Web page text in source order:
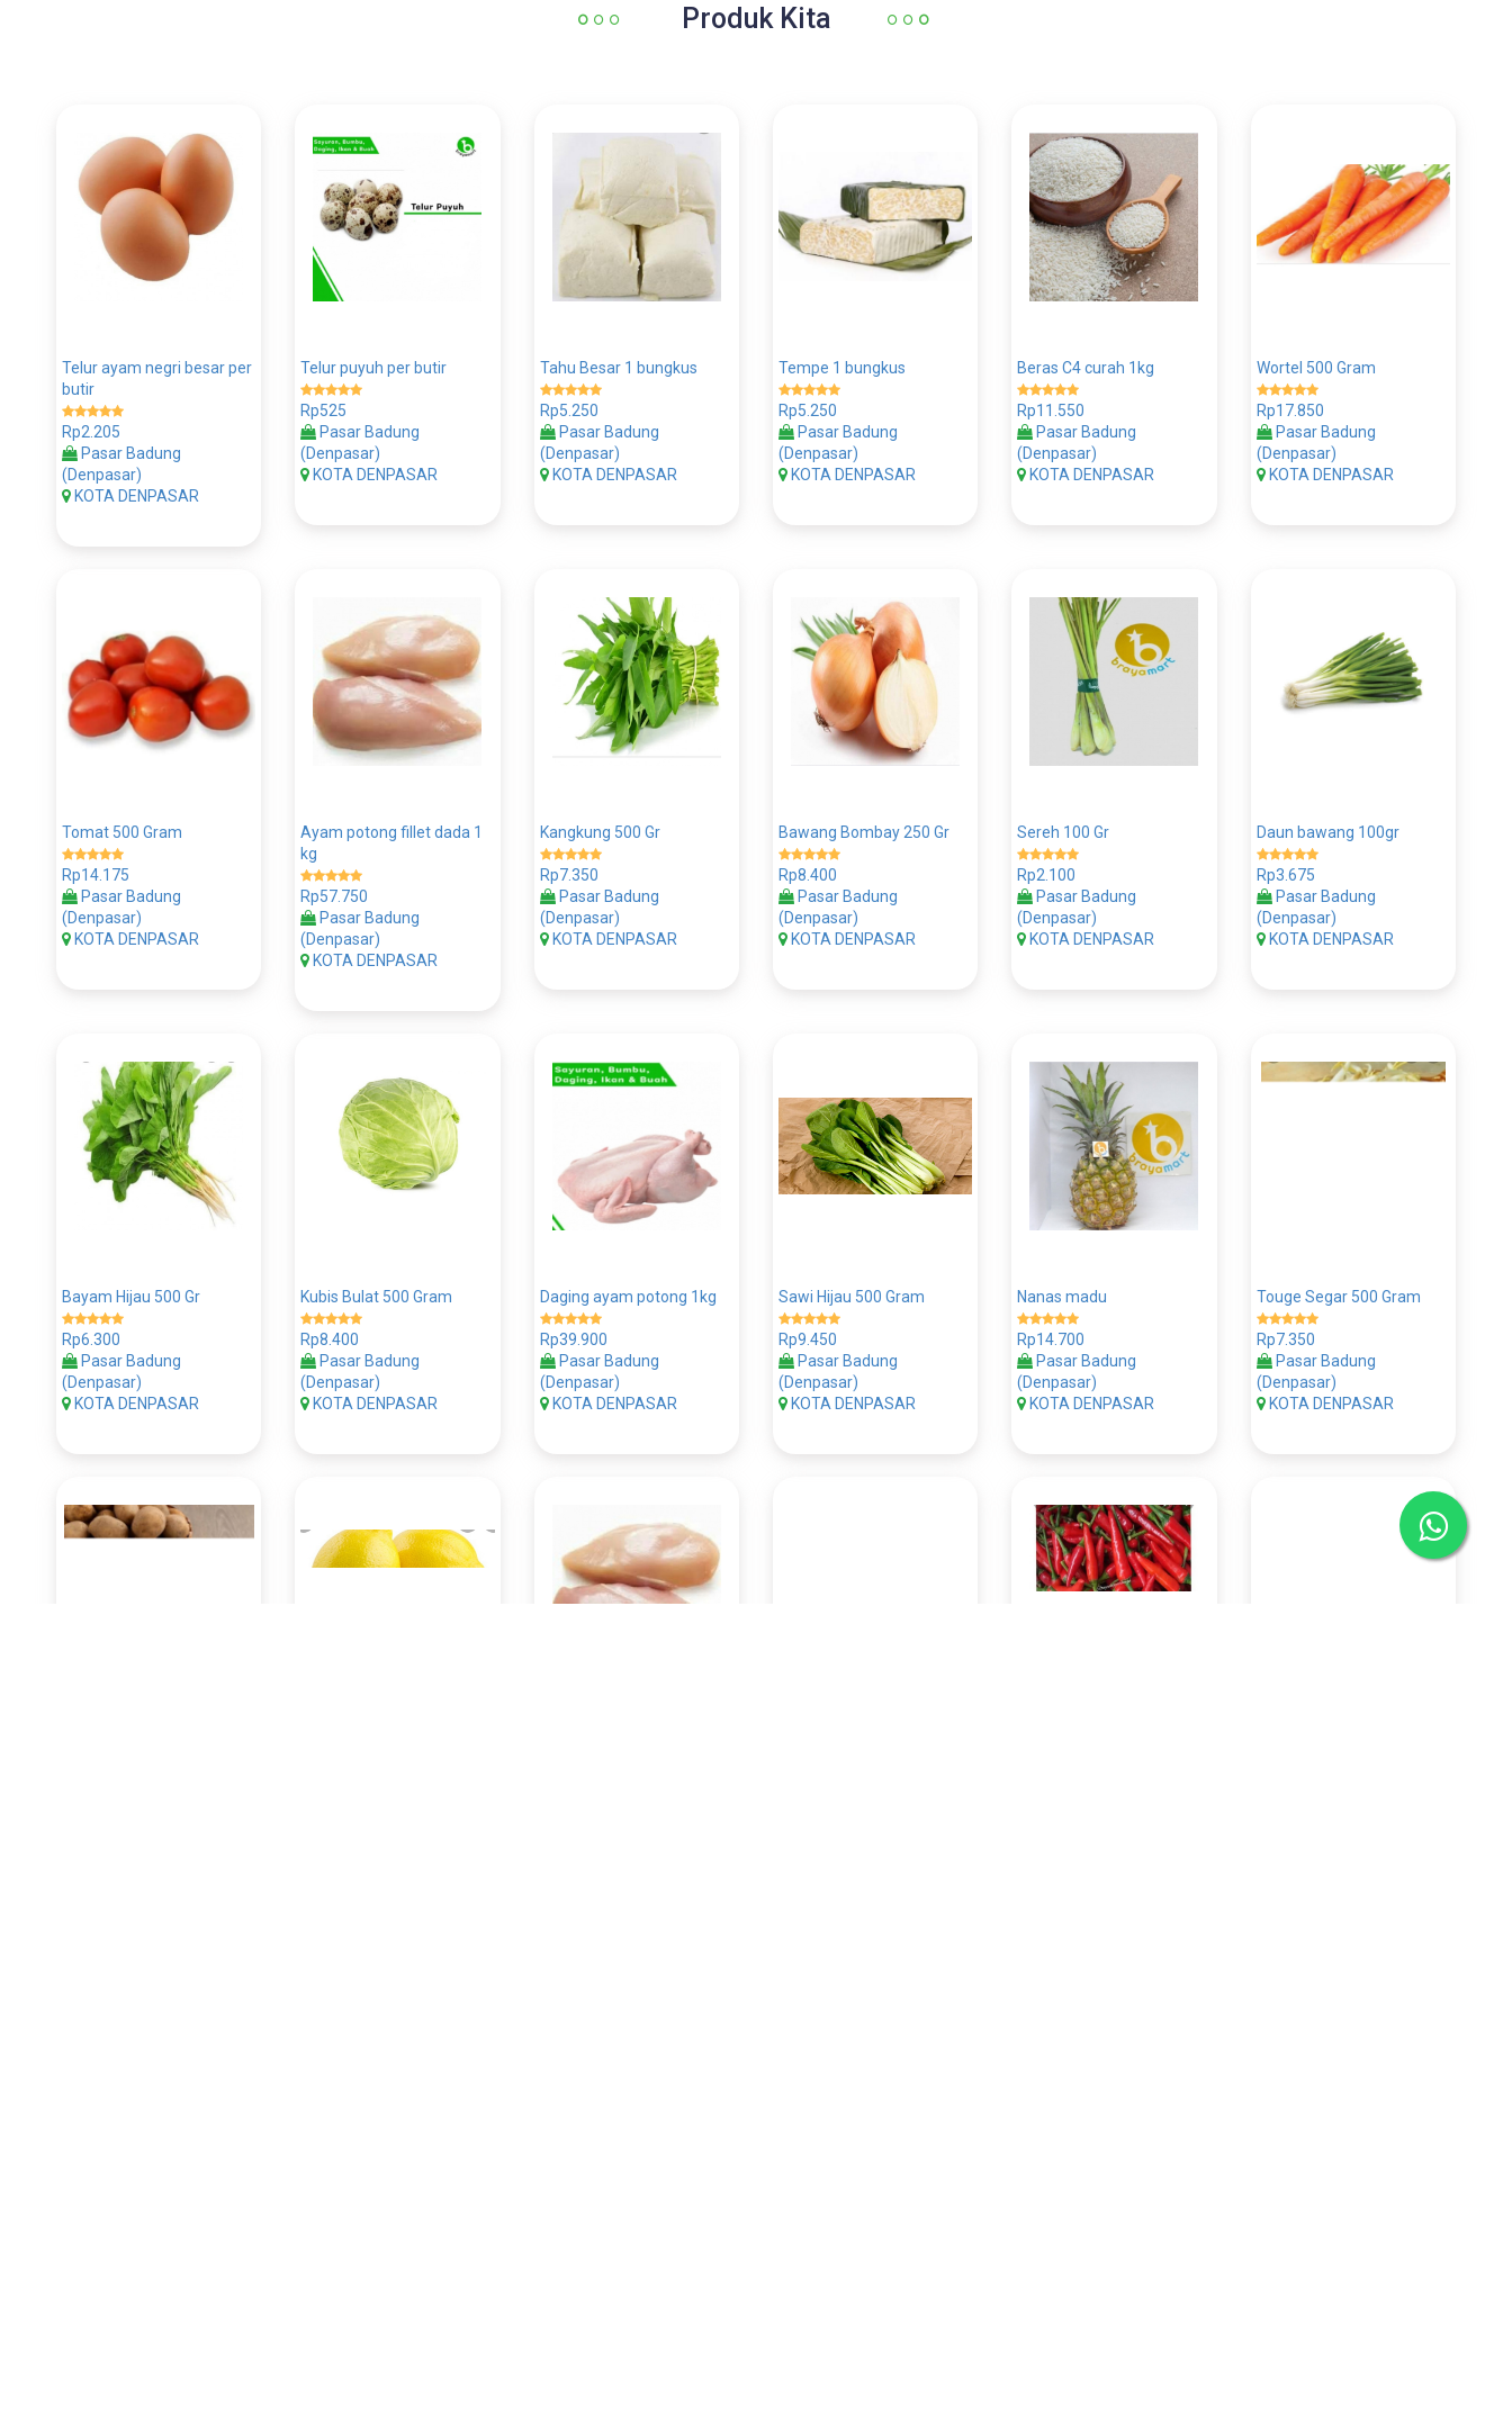
Produk Kita
Telur ayam negri besar per
butir
Rp2.205
Pasar Badung
(Denpasar)
KOTA DENPASAR
Telur puyuh per butir
Rp525
Pasar Badung
(Denpasar)
KOTA DENPASAR
Tahu Besar 1 bungkus
Rp5.250
Pasar Badung
(Denpasar)
KOTA DENPASAR
Tempe 1 bungkus
Rp5.250
Pasar Badung
(Denpasar)
KOTA DENPASAR
Beras C4 curah 1kg
Rp11.550
Pasar Badung
(Denpasar)
KOTA DENPASAR
Wortel 500 Gram
Rp17.850
Pasar Badung
(Denpasar)
KOTA DENPASAR
Tomat 500 Gram
Rp14.175
Pasar Badung
(Denpasar)
KOTA DENPASAR
Ayam potong fillet dada 1
kg
Rp57.750
Pasar Badung
(Denpasar)
KOTA DENPASAR
Kangkung 500 Gr
Rp7.350
Pasar Badung
(Denpasar)
KOTA DENPASAR
Bawang Bombay 250 Gr
Rp8.400
Pasar Badung
(Denpasar)
KOTA DENPASAR
Sereh 100 Gr
Rp2.100
Pasar Badung
(Denpasar)
KOTA DENPASAR
Daun bawang 100gr
Rp3.675
Pasar Badung
(Denpasar)
KOTA DENPASAR
Bayam Hijau 500 Gr
Rp6.300
Pasar Badung
(Denpasar)
KOTA DENPASAR
Kubis Bulat 500 Gram
Rp8.400
Pasar Badung
(Denpasar)
KOTA DENPASAR
Daging ayam potong 1kg
Rp39.900
Pasar Badung
(Denpasar)
KOTA DENPASAR
Sawi Hijau 500 Gram
Rp9.450
Pasar Badung
(Denpasar)
KOTA DENPASAR
Nanas madu
Rp14.700
Pasar Badung
(Denpasar)
KOTA DENPASAR
Touge Segar 500 Gram
Rp7.350
Pasar Badung
(Denpasar)
KOTA DENPASAR